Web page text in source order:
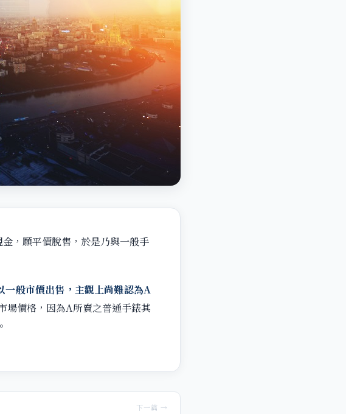
，願平價脫售，於是乃與一般手
一般市價出售，主觀上尚難認為A
場價格，因為A所賣之普通手錶其
下一篇 →